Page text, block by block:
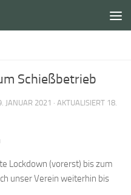
Schießbetrieb
JANUAR 2021 · AKTUALISIERT 18.
Lockdown (vorerst) bis zum
unser Verein weiterhin bis